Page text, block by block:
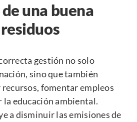
una buena
gestión no solo
sino que también
fomentar empleos
la educación ambiental.
a disminuir las emisiones de